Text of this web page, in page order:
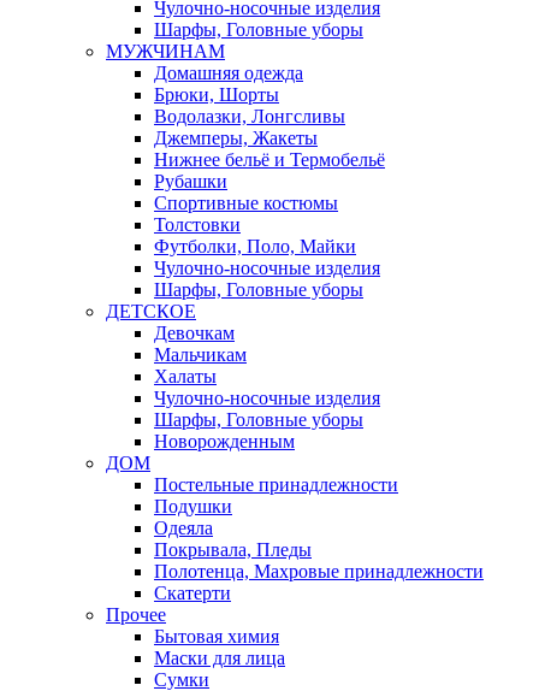
Чулочно-носочные изделия
Шарфы, Головные уборы
МУЖЧИНАМ
Домашняя одежда
Брюки, Шорты
Водолазки, Лонгсливы
Джемперы, Жакеты
Нижнее бельё и Термобельё
Рубашки
Спортивные костюмы
Толстовки
Футболки, Поло, Майки
Чулочно-носочные изделия
Шарфы, Головные уборы
ДЕТСКОЕ
Девочкам
Мальчикам
Халаты
Чулочно-носочные изделия
Шарфы, Головные уборы
Новорожденным
ДОМ
Постельные принадлежности
Подушки
Одеяла
Покрывала, Пледы
Полотенца, Махровые принадлежности
Скатерти
Прочее
Бытовая химия
Маски для лица
Сумки